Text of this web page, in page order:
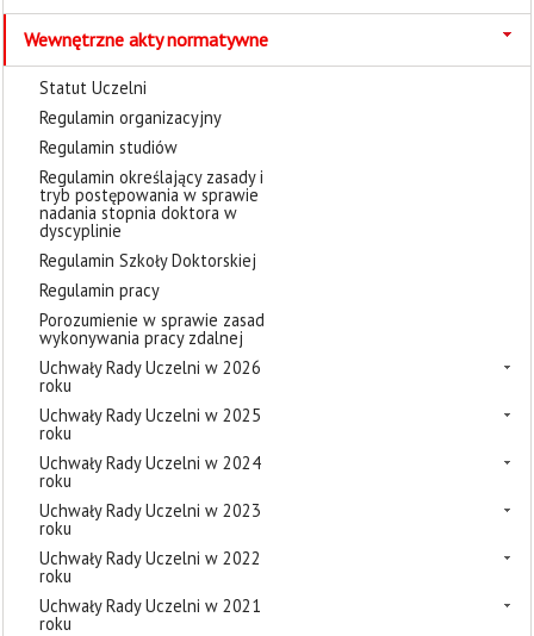
Wewnętrzne akty normatywne
Statut Uczelni
Regulamin organizacyjny
Regulamin studiów
Regulamin określający zasady i
tryb postępowania w sprawie
nadania stopnia doktora w
dyscyplinie
Regulamin Szkoły Doktorskiej
Regulamin pracy
Porozumienie w sprawie zasad
wykonywania pracy zdalnej
Uchwały Rady Uczelni w 2026
roku
Uchwały Rady Uczelni w 2025
roku
Uchwały Rady Uczelni w 2024
roku
Uchwały Rady Uczelni w 2023
roku
Uchwały Rady Uczelni w 2022
roku
Uchwały Rady Uczelni w 2021
roku